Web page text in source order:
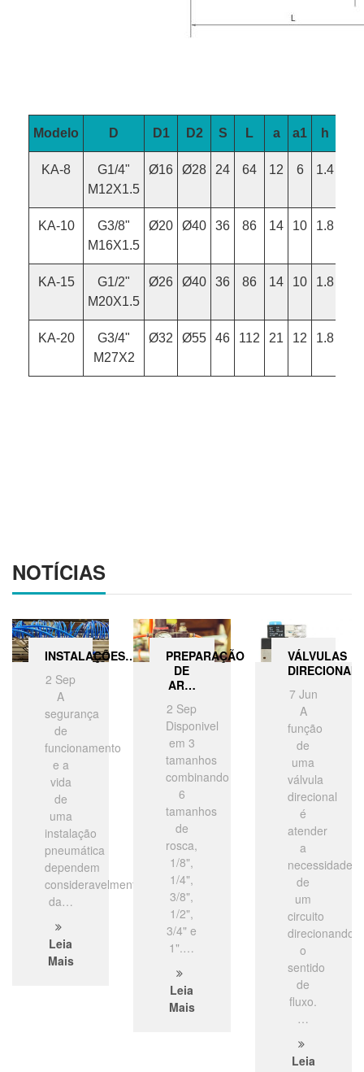
Modelo D D1 D2 S L a a1 h
KA-8
G1/4"
M12X1.5
Ø16 Ø28 24 64 12 6 1.4
KA-10
G3/8"
M16X1.5
Ø20 Ø40 36 86 14 10 1.8
KA-15
G1/2"
M20X1.5
Ø26 Ø40 36 86 14 10 1.8
KA-20
G3/4"
M27X2
Ø32 Ø55 46 112 21 12 1.8
NOTÍCIAS
INSTALAÇÕES…
2 Sep
A
segurança
de
funcionamento
e a
vida
de
uma
instalação
pneumática
dependem
consideravelmente
da…
Leia
Mais
PREPARAÇÃO
DE
AR…
2 Sep
Disponivel
em 3
tamanhos
combinando
6
tamanhos
de
rosca,
1/8",
1/4",
3/8",
1/2",
3/4" e
1".…
Leia
Mais
VÁLVULAS
7 Jun
A
função
de
uma
válvula
direcional
é
atender
a
necessidade
de
um
circuito
direcionando
o
sentido
de
fluxo.
…
Leia